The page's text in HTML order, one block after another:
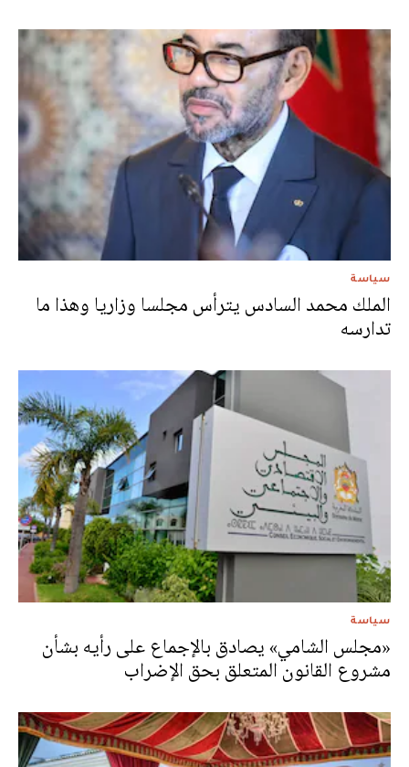
سياسة
الملك محمد السادس يترأس مجلسا وزاريا وهذا ما
تدارسه
سياسة
«مجلس الشامي» يصادق بالإجماع على رأيه بشأن
مشروع القانون المتعلق بحق الإضراب